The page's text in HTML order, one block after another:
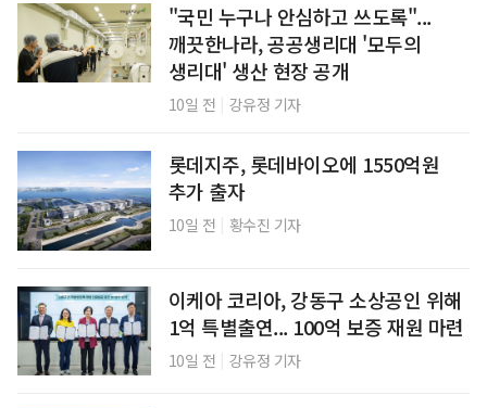
"국민 누구나 안심하고 쓰도록"...
깨끗한나라, 공공생리대 '모두의
생리대' 생산 현장 공개
10일 전 강유정 기자
롯데지주, 롯데바이오에 1550억원
추가 출자
10일 전 황수진 기자
이케아 코리아, 강동구 소상공인 위해
1억 특별출연... 100억 보증 재원 마련
10일 전 강유정 기자